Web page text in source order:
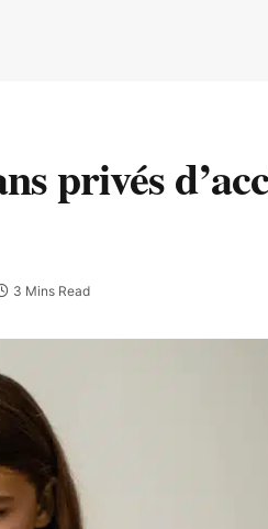
privés
3 Mins Read